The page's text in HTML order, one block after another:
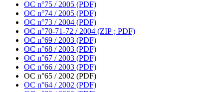
OC n°75 / 2005 (PDF)
OC n°74 / 2005 (PDF)
OC n°73 / 2004 (PDF)
OC n°70-71-72 / 2004 (ZIP ; PDF)
OC n°69 / 2003 (PDF)
OC n°68 / 2003 (PDF)
OC n°67 / 2003 (PDF)
OC n°66 / 2003 (PDF)
OC n°65 / 2002 (PDF)
OC n°64 / 2002 (PDF)